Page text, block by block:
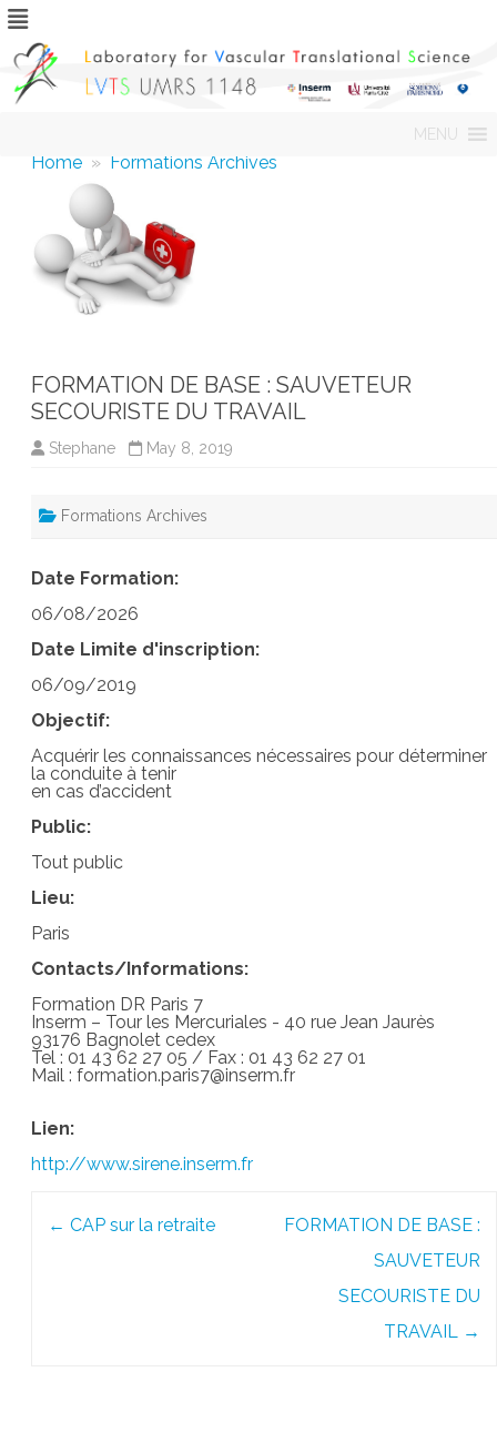
content
MENU
Home » Formations Archives
FORMATION DE BASE : SAUVETEUR
SECOURISTE DU TRAVAIL
Stephane May 8, 2019
Formations Archives
Date Formation:
06/08/2026
Date Limite d'inscription:
06/09/2019
Objectif:
Acquérir les connaissances nécessaires pour déterminer
la conduite à tenir
en cas d’accident
Public:
Tout public
Lieu:
Paris
Contacts/Informations:
Formation DR Paris 7
Inserm – Tour les Mercuriales - 40 rue Jean Jaurès
93176 Bagnolet cedex
Tel : 01 43 62 27 05 / Fax : 01 43 62 27 01
Mail : formation.paris7@inserm.fr
Lien:
http://www.sirene.inserm.fr
← CAP sur la retraite
FORMATION DE BASE :
SAUVETEUR
SECOURISTE DU
TRAVAIL →